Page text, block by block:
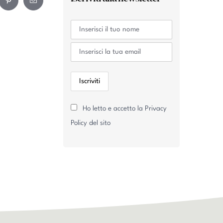
PinterestEmail
Ho letto e accetto la Privacy
Policy del sito